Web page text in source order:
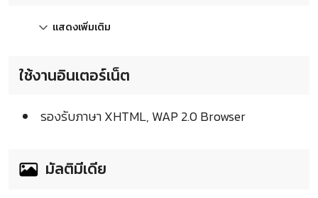
แสดงเพิ่มเติม
ใช้งานอินเตอร์เน็ต
รองรับภาษา XHTML, WAP 2.0 Browser
มัลติมีเดีย